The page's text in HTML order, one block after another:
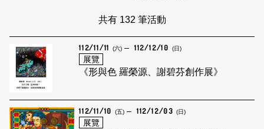
共有 132 筆活動
112/11/11 (六) 112/12/10 (日)
展覽
《形與色 羅榮源、謝碧芬創作展》
112/11/10 (五) 112/12/03 (日)
展覽